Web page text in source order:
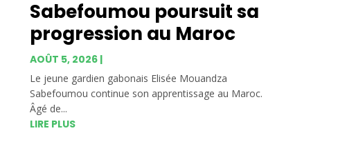
Sabefoumou poursuit sa
progression au Maroc
AOÛT 5, 2026 |
Le jeune gardien gabonais Elisée Mouandza
Sabefoumou continue son apprentissage au Maroc.
Âgé de...
LIRE PLUS